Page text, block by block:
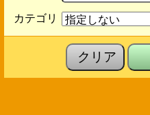
カテゴリ
クリア